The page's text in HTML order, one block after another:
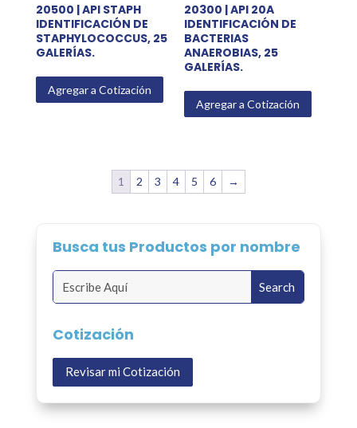
20500 | API STAPH
IDENTIFICACIÓN DE
STAPHYLOCOCCUS, 25
GALERÍAS.
Agregar a Cotización
20300 | API 20A
IDENTIFICACIÓN DE
BACTERIAS
ANAEROBIAS, 25
GALERÍAS.
Agregar a Cotización
1 2 3 4 5 6 →
Busca tus Productos por nombre
Cotización
Revisar mi Cotización